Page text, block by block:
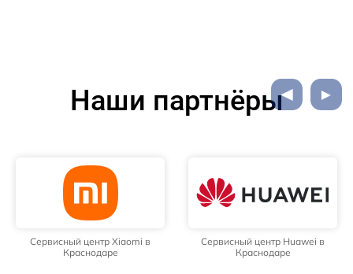
Наши партнёры
Сервисный центр Xiaomi в
Краснодаре
Сервисный центр Huawei в
Краснодаре